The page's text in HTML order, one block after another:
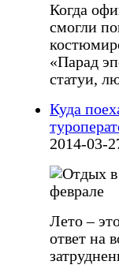
Когда
смогли
«Парад
статуи,
Куда
2014-03-
Лето –
ответ на